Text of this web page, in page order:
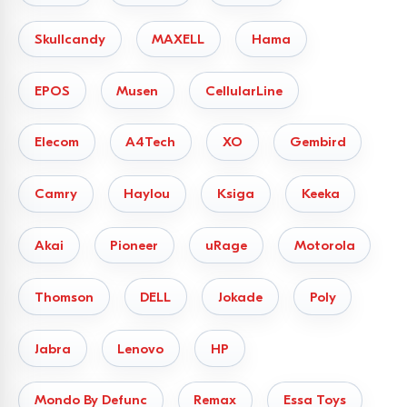
Skullcandy MAXELL Hama
EPOS Musen CellularLine
Elecom A4Tech XO Gembird
Camry Haylou Ksiga Keeka
Akai Pioneer uRage Motorola
Thomson DELL Jokade Poly
Jabra Lenovo HP
Mondo By Defunc Remax Essa Toys